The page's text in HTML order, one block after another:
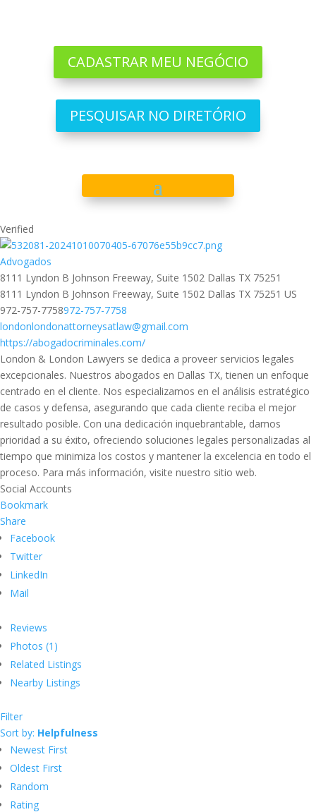
CADASTRAR MEU NEGÓCIO
PESQUISAR NO DIRETÓRIO
Verified
Advogados
8111 Lyndon B Johnson Freeway, Suite 1502 Dallas TX 75251
8111 Lyndon B Johnson Freeway, Suite 1502 Dallas TX 75251 US
972-757-7758972-757-7758
londonlondonattorneysatlaw@gmail.com
https://abogadocriminales.com/
London & London Lawyers se dedica a proveer servicios legales
excepcionales. Nuestros abogados en Dallas TX, tienen un enfoque
centrado en el cliente. Nos especializamos en el análisis estratégico
de casos y defensa, asegurando que cada cliente reciba el mejor
resultado posible. Con una dedicación inquebrantable, damos
prioridad a su éxito, ofreciendo soluciones legales personalizadas al
tiempo que minimiza los costos y mantener la excelencia en todo el
proceso. Para más información, visite nuestro sitio web.
Social Accounts
Bookmark
Share
Facebook
Twitter
LinkedIn
Mail
Reviews
Photos (1)
Related Listings
Nearby Listings
Filter
Sort by: Helpfulness
Newest First
Oldest First
Random
Rating